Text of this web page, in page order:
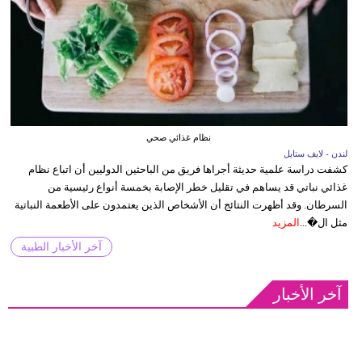
نظام غذائي صحي
لندن - لايف ستايل
كشفت دراسة علمية حديثة أجراها فريق من الباحثين الدوليين أن اتباع نظام
غذائي نباتي قد يساهم في تقليل خطر الإصابة بخمسة أنواع رئيسية من
السرطان. وقد أظهرت النتائج أن الأشخاص الذين يعتمدون على الأطعمة النباتية
مثل ال�...
المزيد
آخر الأخبار الطبية
آخر الأخبار